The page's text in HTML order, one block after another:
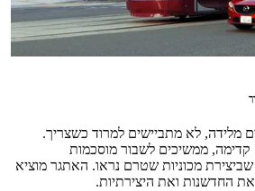
לא מתביישים למרוד כשצריך.
ממשיכים לשבור מוסכמות
מכוניות שטרם נראו. האתגר מוציא
החדשנות ואת היצירתיות.